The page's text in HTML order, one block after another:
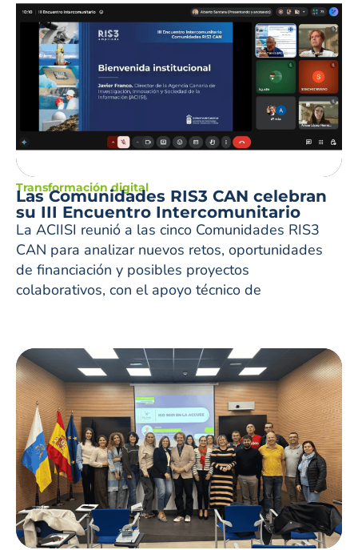
Transformación digital
Las Comunidades RIS3 CAN celebran
su III Encuentro Intercomunitario
La ACIISI reunió a las cinco Comunidades RIS3
CAN para analizar nuevos retos, oportunidades
de financiación y posibles proyectos
colaborativos, con el apoyo técnico de